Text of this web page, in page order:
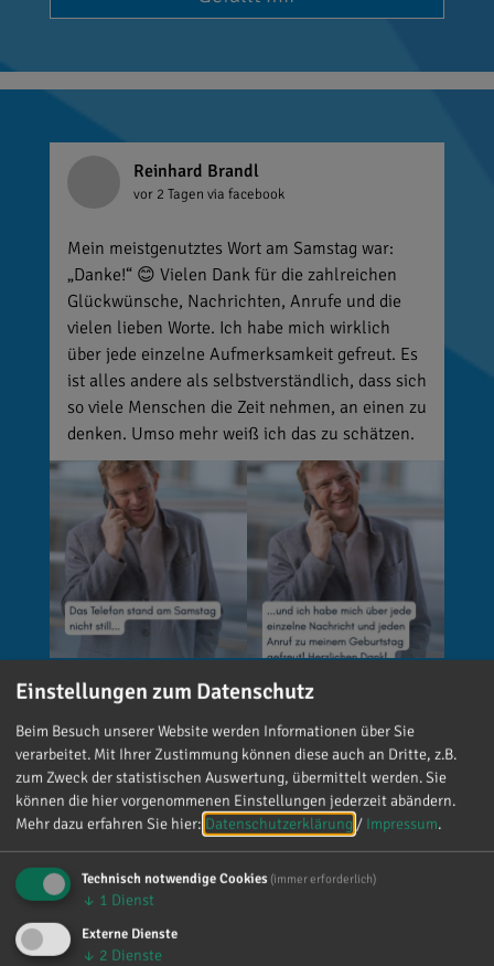
Reinhard Brandl
vor 2 Tagen via facebook
Mein meistgenutztes Wort am Samstag war:
„Danke!“ 😊 Vielen Dank für die zahlreichen
Glückwünsche, Nachrichten, Anrufe und die
vielen lieben Worte. Ich habe mich wirklich
über jede einzelne Aufmerksamkeit gefreut. Es
ist alles andere als selbstverständlich, dass sich
so viele Menschen die Zeit nehmen, an einen zu
denken. Umso mehr weiß ich das zu schätzen.
vor 3 Tagenvia facebook
🚨 Neues EU-Gesetz seit dem 2. August! Ab
sofort gelten neue Vorschriften für die
Kennzeichnung bestimmter KI-Inhalte. ⚠️
Wichtig zu wissen: Wer
kennzeichnungspflichtige KI-Inhalte
veröffentlicht und diese nicht entsprechend
kennzeichnet, riskiert Bußgelder von bis zu 15
Einstellungen zum Datenschutz
Beim Besuch unserer Website werden Informationen über Sie
verarbeitet. Mit Ihrer Zustimmung können diese auch an Dritte, z.B.
zum Zweck der statistischen Auswertung, übermittelt werden. Sie
können die hier vorgenommenen Einstellungen jederzeit abändern.
Mehr dazu erfahren Sie hier: Datenschutzerklärung / Impressum.
Technisch notwendige Cookies (immer erforderlich)
↓ 1 Dienst
Externe Dienste
↓ 2 Dienste